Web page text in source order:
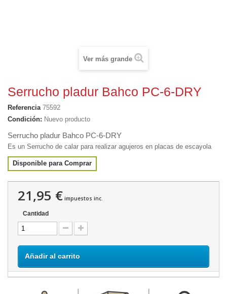
Ver más grande
Serrucho pladur Bahco PC-6-DRY
Referencia 75592
Condición: Nuevo producto
Serrucho pladur Bahco PC-6-DRY
Es un Serrucho de calar para realizar agujeros en placas de escayola
Disponible para Comprar
21,95 € impuestos inc.
Cantidad
Añadir al carrito